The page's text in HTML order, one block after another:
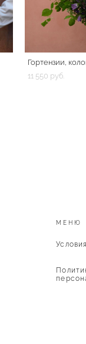
Гортензии,
11 550 pуб.
МЕНЮ